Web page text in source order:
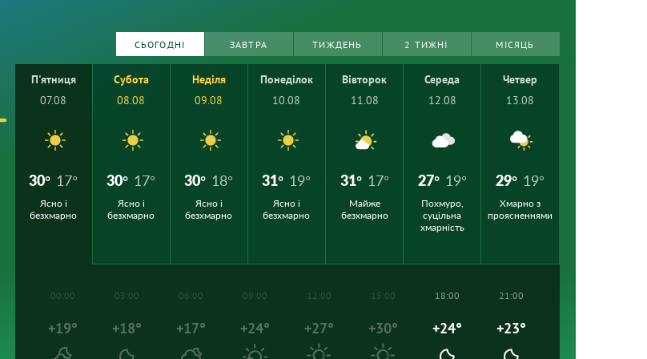
СЬОГОДНІ ЗАВТРА ТИЖДЕНЬ 2 ТИЖНІ МІСЯЦЬ
П'ятниця
07.08
30° 17°
Ясно і
безхмарно
Субота
08.08
30° 17°
Ясно і
безхмарно
Неділя
09.08
30° 18°
Ясно і
безхмарно
Понеділок
10.08
31° 19°
Ясно і
безхмарно
Вівторок
11.08
31° 17°
Майже
безхмарно
Середа
12.08
27° 19°
Похмуро,
суцільна
хмарність
Четвер
13.08
29° 19°
Хмарно з
проясненнями
00:00
+19°
03:00
+18°
06:00
+17°
09:00
+24°
12:00
+27°
15:00
+30°
18:00
+24°
21:00
+23°